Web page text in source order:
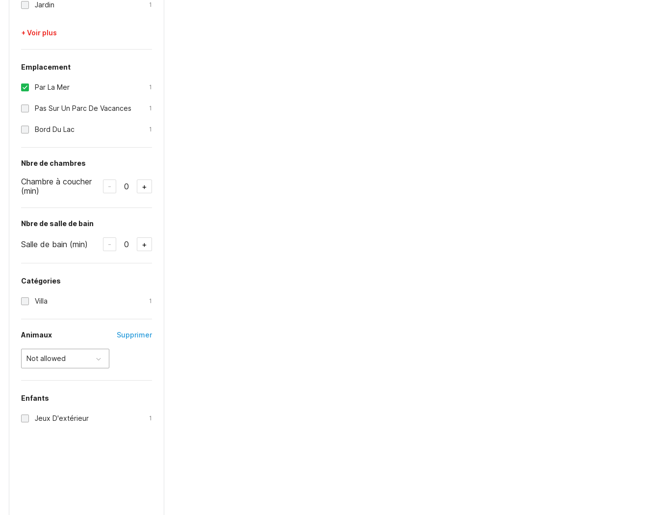
Jardin 1
+ Voir plus
Emplacement
Par La Mer 1
Pas Sur Un Parc De Vacances 1
Bord Du Lac 1
Nbre de chambres
Chambre à coucher
(min)
- 0 +
Nbre de salle de bain
Salle de bain (min) - 0 +
Catégories
Villa 1
Animaux Supprimer
Not allowed
Enfants
Jeux D'extérieur 1